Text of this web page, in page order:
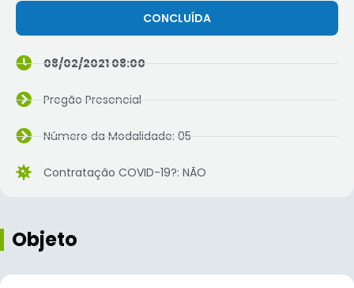
CONCLUÍDA
08/02/2021 08:00
Pregão Presencial
Número da Modalidade: 05
Contratação COVID-19?: NÃO
Objeto